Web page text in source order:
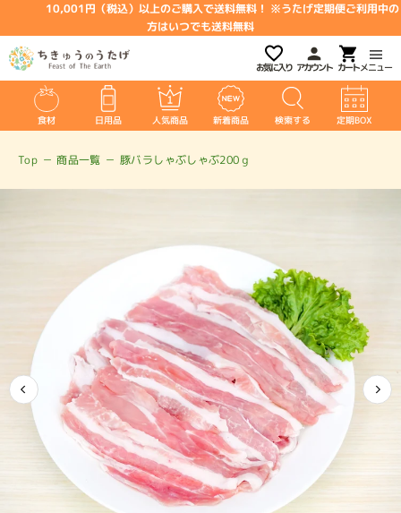
10,001円（税込）以上のご購入で送料無料！ ※うたげ定期便ご利用中の
方はいつでも送料無料
メニュー
アカウント
お気に入り
食材 日用品 人気商品 新着商品 検索する 定期BOX
Top － 商品一覧 － 豚バラしゃぶしゃぶ200ｇ